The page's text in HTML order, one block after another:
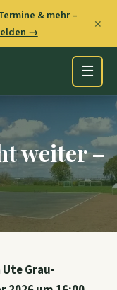
& mehr –
→
✕
☰
weiter –
Ute Grau-